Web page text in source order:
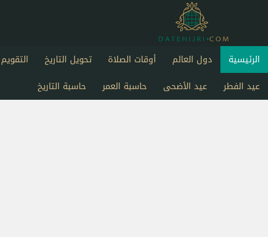
الرئيسية دول العالم أوقات الصلاة تحويل التاريخ
عيد الفطر
عيد الأضحى حاسبة العمر حاسبة التاريخ